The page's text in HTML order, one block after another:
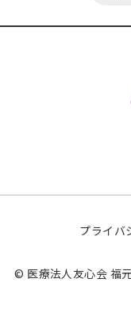
プライバ
© 医療法人友心会 福